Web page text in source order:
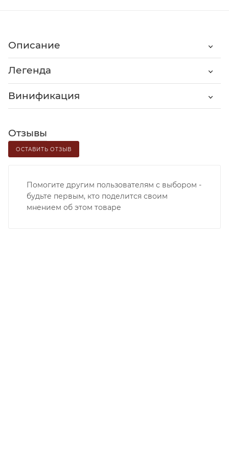
Описание
Легенда
Винификация
Отзывы
ОСТАВИТЬ ОТЗЫВ
Помогите другим пользователям с выбором -
будьте первым, кто поделится своим
мнением об этом товаре